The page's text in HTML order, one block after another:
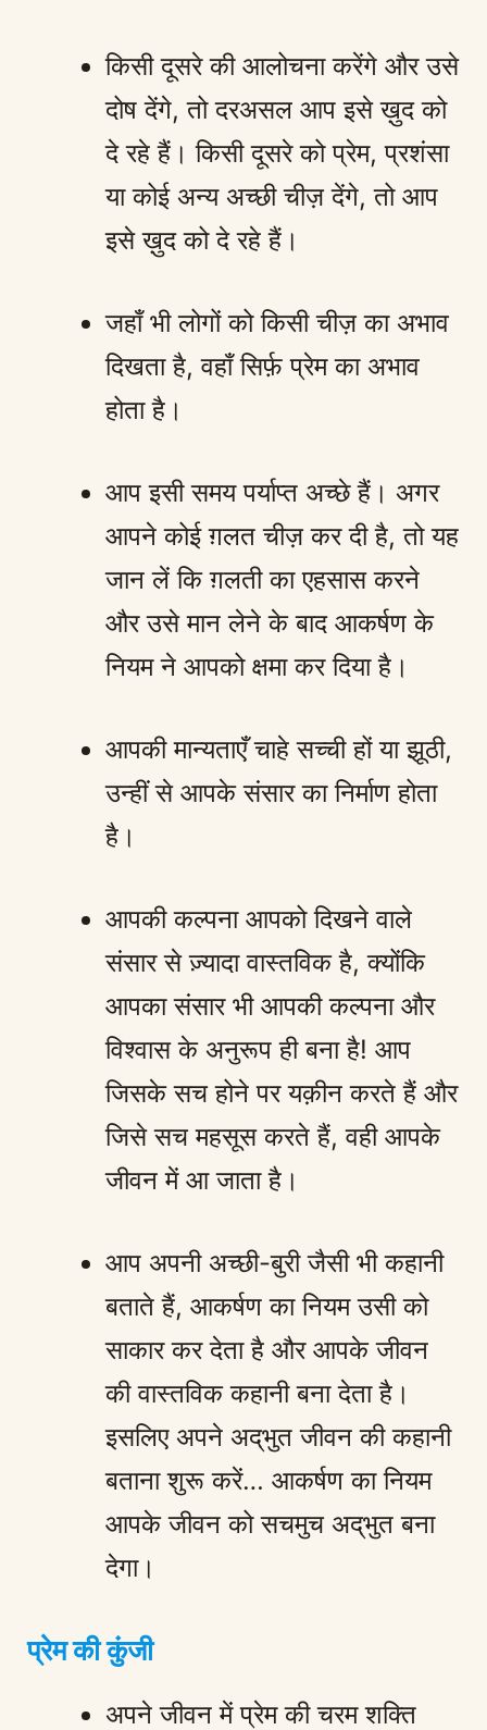
किसी दूसरे की आलोचना करेंगे और उसे
दोष देंगे, तो दरअसल आप इसे ख़ुद को
दे रहे हैं। किसी दूसरे को प्रेम, प्रशंसा
या कोई अन्य अच्छी चीज़ देंगे, तो आप
इसे ख़ुद को दे रहे हैं।
जहाँ भी लोगों को किसी चीज़ का अभाव
दिखता है, वहाँ सिर्फ़ प्रेम का अभाव
होता है।
आप इसी समय पर्याप्त अच्छे हैं। अगर
आपने कोई ग़लत चीज़ कर दी है, तो यह
जान लें कि ग़लती का एहसास करने
और उसे मान लेने के बाद आकर्षण के
नियम ने आपको क्षमा कर दिया है।
आपकी मान्यताएँ चाहे सच्ची हों या झूठी,
उन्हीं से आपके संसार का निर्माण होता
है।
आपकी कल्पना आपको दिखने वाले
संसार से ज़्यादा वास्तविक है, क्योंकि
आपका संसार भी आपकी कल्पना और
विश्वास के अनुरूप ही बना है! आप
जिसके सच होने पर यक़ीन करते हैं और
जिसे सच महसूस करते हैं, वही आपके
जीवन में आ जाता है।
आप अपनी अच्छी-बुरी जैसी भी कहानी
बताते हैं, आकर्षण का नियम उसी को
साकार कर देता है और आपके जीवन
की वास्तविक कहानी बना देता है।
इसलिए अपने अद्‌भुत जीवन की कहानी
बताना शुरू करें… आकर्षण का नियम
आपके जीवन को सचमुच अद्‌भुत बना
देगा।
प्रेम की कुंजी
अपने जीवन में प्रेम की चरम शक्ति